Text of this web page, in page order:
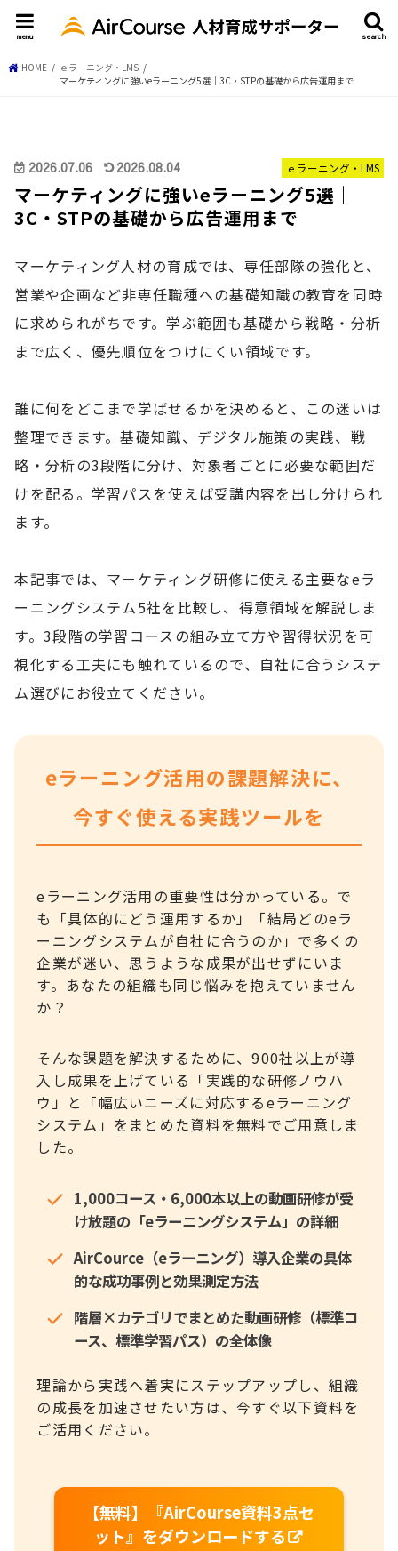
search
menu
HOME
ｅラーニング・LMS
マーケティングに強いeラーニング5選｜3C・STPの基礎から広告運用まで
ｅラーニング・LMS
2026.07.06 2026.08.04
マーケティングに強いeラーニング5選｜
3C・STPの基礎から広告運用まで
マーケティング人材の育成では、専任部隊の強化と、
営業や企画など非専任職種への基礎知識の教育を同時
に求められがちです。学ぶ範囲も基礎から戦略・分析
まで広く、優先順位をつけにくい領域です。
誰に何をどこまで学ばせるかを決めると、この迷いは
整理できます。基礎知識、デジタル施策の実践、戦
略・分析の3段階に分け、対象者ごとに必要な範囲だ
けを配る。学習パスを使えば受講内容を出し分けられ
ます。
本記事では、マーケティング研修に使える主要なeラ
ーニングシステム5社を比較し、得意領域を解説しま
す。3段階の学習コースの組み立て方や習得状況を可
視化する工夫にも触れているので、自社に合うシステ
ム選びにお役立てください。
eラーニング活用の課題解決に、
今すぐ使える実践ツールを
eラーニング活用の重要性は分かっている。で
も「具体的にどう運用するか」「結局どのeラ
ーニングシステムが自社に合うのか」で多くの
企業が迷い、思うような成果が出せずにいま
す。あなたの組織も同じ悩みを抱えていません
か？
そんな課題を解決するために、900社以上が導
入し成果を上げている「実践的な研修ノウハ
ウ」と「幅広いニーズに対応するeラーニング
システム」をまとめた資料を無料でご用意しま
した。
1,000コース・6,000本以上の動画研修が受
け放題の「eラーニングシステム」の詳細
AirCource（eラーニング）導入企業の具体
的な成功事例と効果測定方法
階層×カテゴリでまとめた動画研修（標準コ
ース、標準学習パス）の全体像
理論から実践へ着実にステップアップし、組織
の成長を加速させたい方は、今すぐ以下資料を
ご活用ください。
【無料】『AirCourse資料3点セ
ット』をダウンロードする